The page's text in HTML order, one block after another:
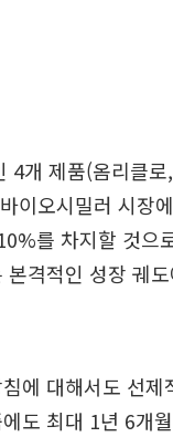
4개 제품(옴리클
이오시밀러 시장
를 차지할 것으
격적인 성장 궤
에 대해서도 선
도 최대 1년 6개